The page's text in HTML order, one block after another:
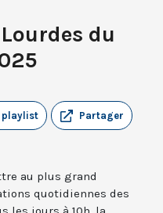
du
Partager
playlist
au plus grand
quotidiennes des